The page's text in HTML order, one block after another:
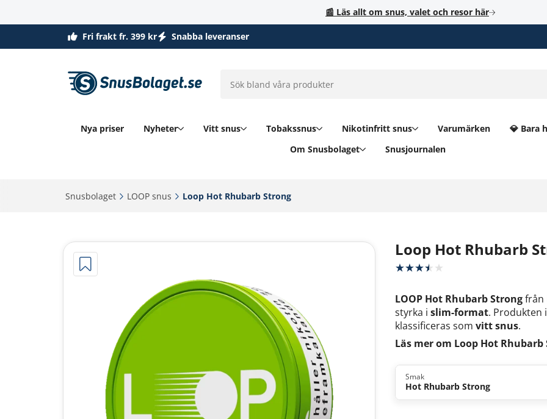
📰 Läs allt om snus, valet och resor här
Fri frakt fr. 399 kr Snabba leveranser
Nya priser Nyheter Vitt snus Tobakssnus Nikotinfritt snus Varumärken 💎 Bara
Om Snusbolaget
Snusjournalen
Snusbolaget‎ LOOP snus‎ Loop Hot Rhubarb Strong‎
Loop Hot Rhubarb
LOOP Hot Rhubarb Strongfrån
styrka islim-format. Produkten
klassificeras somvitt snus.
Läs mer om Loop Hot Rhubarb
Smak
Hot Rhubarb Strong